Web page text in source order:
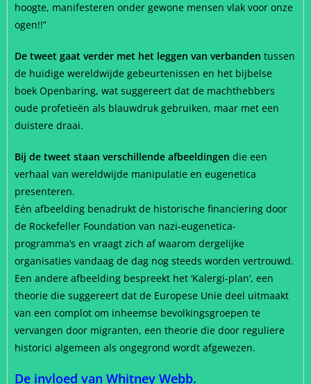
hoogte, manifesteren onder gewone mensen vlak voor onze
ogen!!️”
De tweet gaat verder met het leggen van verbanden tussen
de huidige wereldwijde gebeurtenissen en het bijbelse
boek Openbaring, wat suggereert dat de machthebbers
oude profetieën als blauwdruk gebruiken, maar met een
duistere draai.
Bij de tweet staan verschillende afbeeldingen die een
verhaal van wereldwijde manipulatie en eugenetica
presenteren.
Eén afbeelding benadrukt de historische financiering door
de Rockefeller Foundation van nazi-eugenetica-
programma’s en vraagt zich af waarom dergelijke
organisaties vandaag de dag nog steeds worden vertrouwd.
Een andere afbeelding bespreekt het ‘Kalergi-plan’, een
theorie die suggereert dat de Europese Unie deel uitmaakt
van een complot om inheemse bevolkingsgroepen te
vervangen door migranten, een theorie die door reguliere
historici algemeen als ongegrond wordt afgewezen.
De invloed van Whitney Webb.